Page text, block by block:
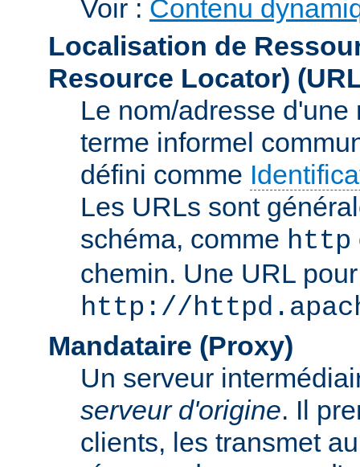
Voir : Contenu
Localisation de
Resource Locator)
Le nom/adresse
terme informel
défini comme
Les URLs sont
schéma, comme http
chemin. Une URL
http://
Mandataire (Proxy)
Un serveur
serveur d'origine. Il
clients, les transmet